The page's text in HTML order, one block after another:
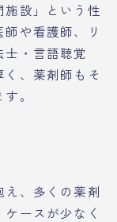
施設」という性
や看護師、リ
・言語聴覚
、薬剤師もそ
。
、多くの薬剤
ースが少なく